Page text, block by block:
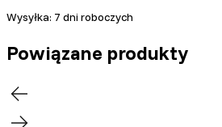
Wysyłka: 7 dni roboczych
Powiązane produkty